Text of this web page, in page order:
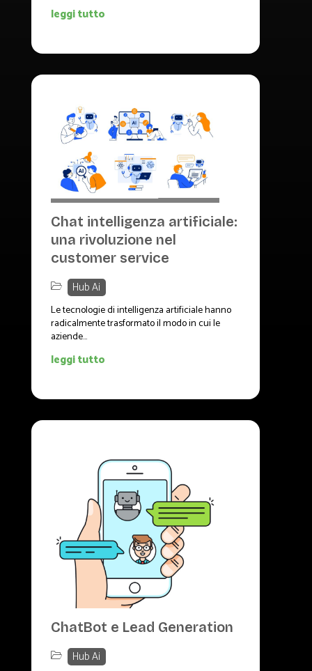
leggi tutto
Chat intelligenza artificiale:
una rivoluzione nel
customer service
Hub Ai
Le tecnologie di intelligenza artificiale hanno
radicalmente trasformato il modo in cui le
aziende...
leggi tutto
ChatBot e Lead Generation
Hub Ai